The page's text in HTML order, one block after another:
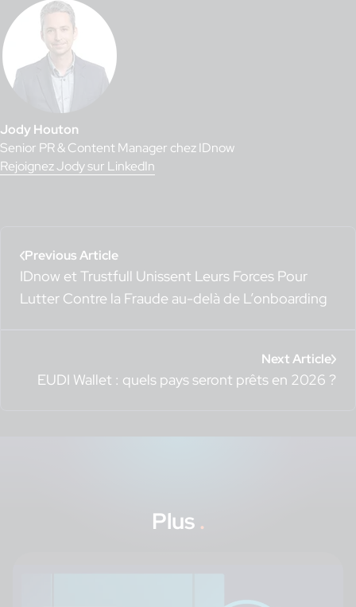
Jody Houton
Senior PR & Content Manager chez IDnow
Rejoignez Jody sur LinkedIn
Previous Article
IDnow et Trustfull Unissent Leurs Forces Pour
Lutter Contre la Fraude au-delà de L’onboarding
Next Article
EUDI Wallet : quels pays seront prêts en 2026 ?
Plus .